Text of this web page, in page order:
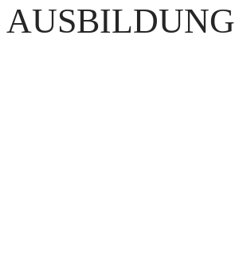
AUSBILDUNG